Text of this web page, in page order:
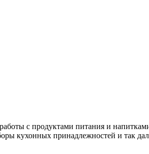
с продуктами питания и
кухонных принадлежностей и так